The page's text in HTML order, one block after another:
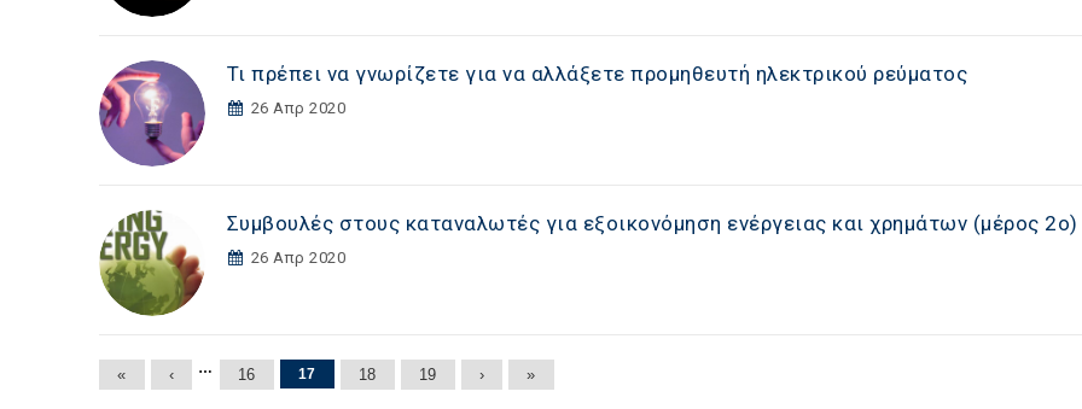
Τι πρέπει να γνωρίζετε για να αλλάξετε προμηθευτή ηλεκτρικού ρεύματος
26 Απρ 2020
Συμβουλές στους καταναλωτές για εξοικονόμηση ενέργειας και χρημάτων (μέρος 2ο)
26 Απρ 2020
Σελίδες
« ‹ … 16 17 18 19 › »